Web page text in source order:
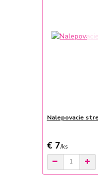
Nalepovacie
€ 7/ks